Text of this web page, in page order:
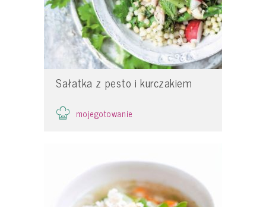
Sałatka z pesto i kurczakiem
mojegotowanie